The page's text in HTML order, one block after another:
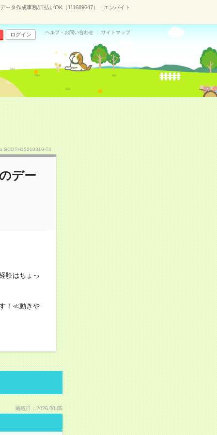
ータ作成事務/日払いOK（111689647）｜エンバイト
ログイン ヘルプ・お問い合わせ サイトマップ
T4
デー
験はちょっ
！≪動きや
掲載日：2026.08.05